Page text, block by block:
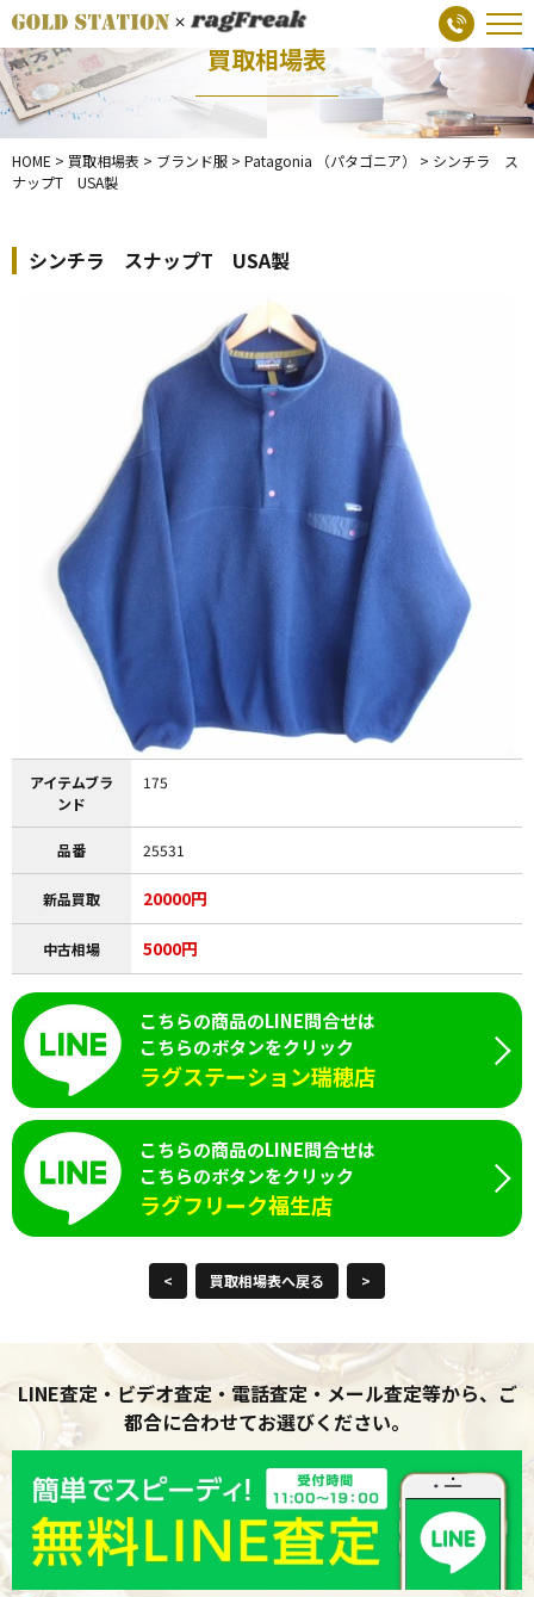
買取相場表
HOME > 買取相場表 > ブランド服 > Patagonia （パタゴニア） > シンチラ ス
ナップT USA製
シンチラ スナップT USA製
アイテムブラ
ンド
175
品番 25531
新品買取 20000円
中古相場 5000円
こちらの商品のLINE問合せは
こちらのボタンをクリック
ラグステーション瑞穂店
こちらの商品のLINE問合せは
こちらのボタンをクリック
ラグフリーク福生店
< 買取相場表へ戻る >
LINE査定・ビデオ査定・電話査定・メール査定等から、ご
都合に合わせてお選びください。